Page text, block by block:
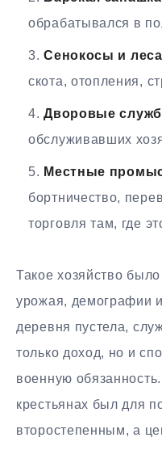
обрабатывался в
Сенокосы и леса
скота, отопления,
Дворовые
обслуживавших
Местные
бортничество,
торговля там, где
Такое хозяйство
урожая, демографии
деревня пустела,
только доход, но и
военную
крестьянах был для
второстепенным, а